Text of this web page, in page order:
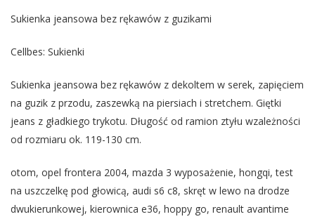
Sukienka jeansowa bez rękawów z guzikami
Cellbes: Sukienki
Sukienka jeansowa bez rękawów z dekoltem w serek, zapięciem
na guzik z przodu, zaszewką na piersiach i stretchem. Giętki
jeans z gładkiego trykotu. Długość od ramion ztyłu wzależności
od rozmiaru ok. 119-130 cm.
otom, opel frontera 2004, mazda 3 wyposażenie, hongqi, test
na uszczelkę pod głowicą, audi s6 c8, skręt w lewo na drodze
dwukierunkowej, kierownica e36, hoppy go, renault avantime